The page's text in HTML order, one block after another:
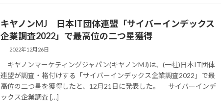
キヤノンMJ 日本IT団体連盟「サイバーインデックス
企業調査2022」で最高位の二つ星獲得
2022年12月26日
キヤノンマーケティングジャパン(キヤノンMJ)は、(一社)日本IT団体
連盟が調査・格付けする「サイバーインデックス企業調査2022」で最
高位の二つ星を獲得したと、12月21日に発表した。 サイバーインデ
ックス企業調査 […]